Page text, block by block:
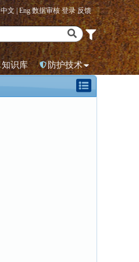
中文 |Eng 数据审核登录反馈
知识库 防护技术